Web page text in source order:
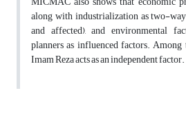
along with industrialization as two-
and affected), and environmental
planners as influenced factors.
Imam Reza acts as an independent factor.